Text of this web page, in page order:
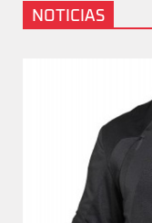
NOTICIAS